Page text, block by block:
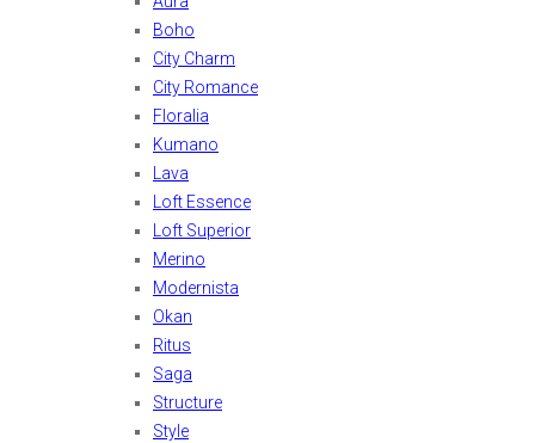
Boho
City Charm
City Romance
Floralia
Kumano
Lava
Loft Essence
Loft Superior
Merino
Modernista
Okan
Ritus
Saga
Structure
Style